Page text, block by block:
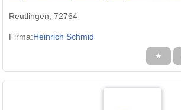
Reutlingen, 72764
Firma:Heinrich Schmid
★